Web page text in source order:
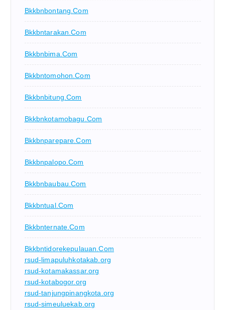
Bkkbnbontang.com
Bkkbntarakan.com
Bkkbnbima.com
Bkkbntomohon.com
Bkkbnbitung.com
Bkkbnkotamobagu.com
Bkkbnparepare.com
Bkkbnpalopo.com
Bkkbnbaubau.com
Bkkbntual.com
Bkkbnternate.com
Bkkbntidorekepulauan.com
rsud-limapuluhkotakab.org
rsud-kotamakassar.org
rsud-kotabogor.org
rsud-tanjungpinangkota.org
rsud-simeuluekab.org